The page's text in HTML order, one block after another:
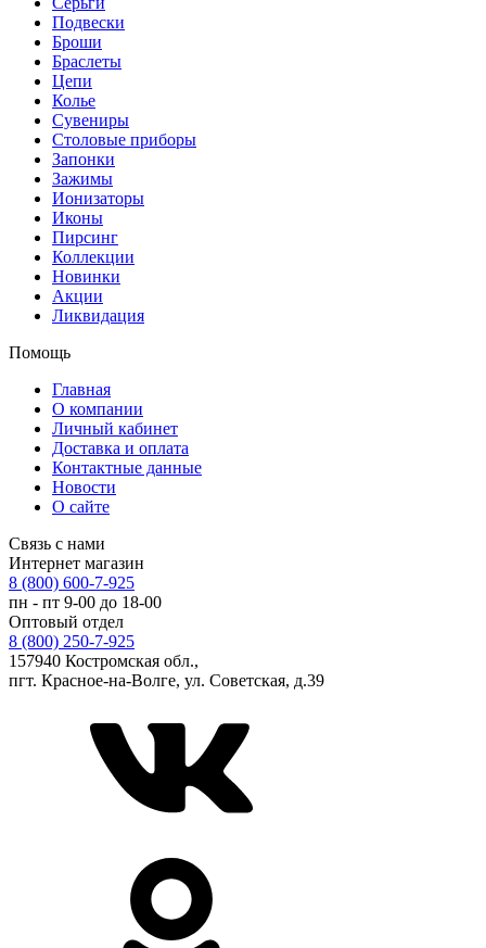
Подвески
Броши
Браслеты
Цепи
Колье
Сувениры
Столовые приборы
Запонки
Зажимы
Ионизаторы
Иконы
Пирсинг
Коллекции
Новинки
Акции
Ликвидация
Помощь
Главная
О компании
Личный кабинет
Доставка и оплата
Контактные данные
Новости
О сайте
Связь с нами
Интернет магазин
8 (800) 600-7-925
пн - пт 9-00 до 18-00
Оптовый отдел
8 (800) 250-7-925
157940 Костромская обл.,
пгт. Красное-на-Волге, ул. Советская, д.39